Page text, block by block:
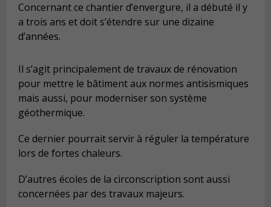
Concernant ce chantier d’envergure, il a débuté il y
a trois ans et doit s’étendre sur une dizaine
d’années.
Il s’agit principalement de travaux de rénovation
pour mettre le bâtiment aux normes antisismiques
mais aussi, pour moderniser son système
géothermique.
Ce dernier pourrait servir à réguler la température
lors de fortes chaleurs.
D’autres écoles de la circonscription sont aussi
concernées par des travaux majeurs.